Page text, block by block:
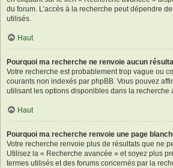
du forum. L’accès à la recherche peut dépendre
utilisés.
Haut
Pourquoi ma recherche ne renvoie aucun
Votre recherche est probablement trop vague ou
courants non indexés par phpBB. Vous pouvez
utilisant les options disponibles dans la recherche
Haut
Pourquoi ma recherche renvoie une page
Votre recherche renvoie plus de résultats que ne
Utilisez la « Recherche avancée » et soyez plus
termes utilisés et des forums concernés par la